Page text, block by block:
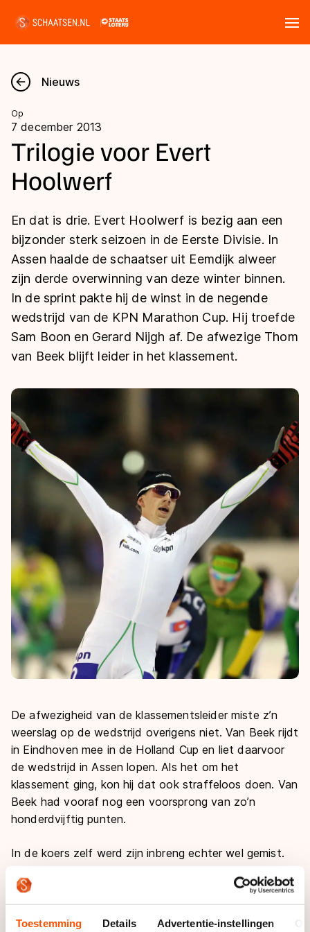
Toestemming Details Advertentie-instellingen
Nieuws
Kalender
Disciplines
Langebaan
Shorttrack
Inlineskaten
Kunstschaatsen
Schoonrijden
Natuurijs
Uitslagen
Langebaan
Shorttrack
Marathon
Inlineskaten
Kunstschaatsen
Tijden & historie
Ranglijsten Langebaan
Persoonlijke records & tijden
Historie & statistiek
De weg op
Inschrijven wedstrijden
Deze zomer de weg op
Waar kan ik schaatsen en skaten?
Schaatsfans
Alles voor jou als schaatsfan
Evenementen
Tickets
Livestreams
Word schaatsfan!
Olympische Spelen
Medaille overzicht
Medaillespiegel
Olympische uitslagen
Van Jong tot Goud verhalen
Nieuws
Op
7 december 2013
Trilogie voor Evert
Hoolwerf
En dat is drie. Evert Hoolwerf is bezig aan een
bijzonder sterk seizoen in de Eerste Divisie. In
Assen haalde de schaatser uit Eemdijk alweer
zijn derde overwinning van deze winter binnen.
In de sprint pakte hij de winst in de negende
wedstrijd van de KPN Marathon Cup. Hij troefde
Sam Boon en Gerard Nijgh af. De afwezige Thom
van Beek blijft leider in het klassement.
De afwezigheid van de klassementsleider miste z’n
weerslag op de wedstrijd overigens niet. Van Beek rijdt
in Eindhoven mee in de Holland Cup en liet daarvoor
de wedstrijd in Assen lopen. Als het om het
klassement ging, kon hij dat ook straffeloos doen. Van
Beek had vooraf nog een voorsprong van zo’n
honderdvijftig punten.
In de koers zelf werd zijn inbreng echter wel gemist.
daaraan ontbrak het behoorlijk in Assen. "Het was
eigenlijk gewoon een saaie wedstrijd", maakte Evert
Hoolwerf van zijn hart geen moordkuil. "Ik heb een